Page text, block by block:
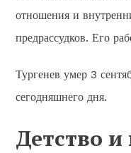
отношения и
предрассудков. Его
Тургенев умер 3
сегодняшнего дня.
Детство